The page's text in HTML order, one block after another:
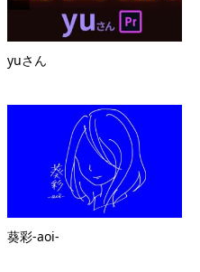
yuさん
葵彩-aoi-